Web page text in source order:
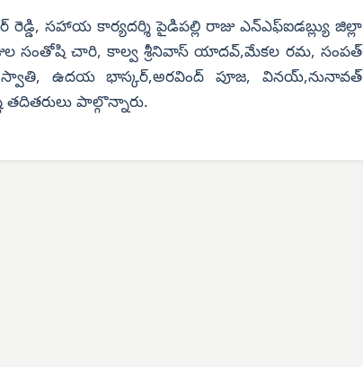
సహాయ కార్యదర్శి పైడిపల్లి రాజు ఎన్ఎఫ్ఐడబ్ల్యు జిల్లా
సంతోషి చారి, కాల్వ శ్రీనివాస్ యాదవ్,మేకల రమ, సంపత్
ఉదయ భాస్కర్,అరవింద్ పూజ, వినయ్,నునావత్
పాల్గొన్నారు.